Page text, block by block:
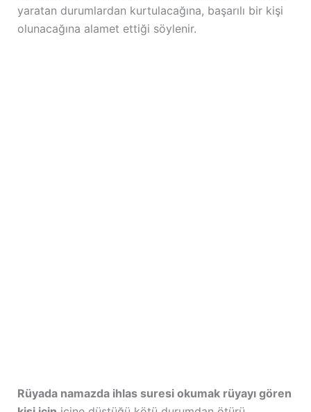
yaratan durumlardan kurtulacağına, başarılı bir kişi
olunacağına alamet ettiği söylenir.
Rüyada namazda ihlas suresi okumak rüyayı gören